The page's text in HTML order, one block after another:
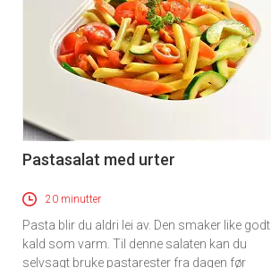
Pastasalat med urter
20 minutter
Pasta blir du aldri lei av. Den smaker like godt
kald som varm. Til denne salaten kan du
selvsagt bruke pastarester fra dagen før